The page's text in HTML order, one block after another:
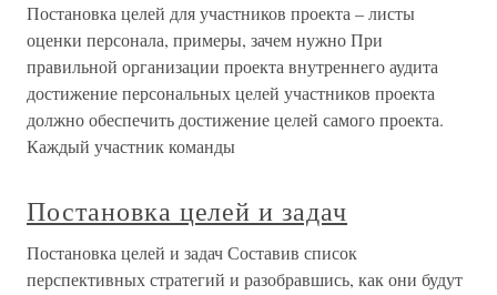
Постановка целей для участников проекта – листы
оценки персонала, примеры, зачем нужно При
правильной организации проекта внутреннего аудита
достижение персональных целей участников проекта
должно обеспечить достижение целей самого проекта.
Каждый участник команды
Постановка целей и задач
Постановка целей и задач Составив список
перспективных стратегий и разобравшись, как они будут